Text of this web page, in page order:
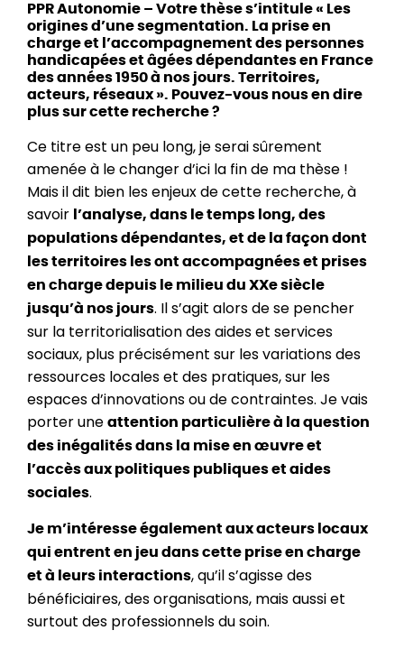
PPR Autonomie – Votre thèse s’intitule « Les
origines d’une segmentation. La prise en
charge et l’accompagnement des personnes
handicapées et âgées dépendantes en France
des années 1950 à nos jours. Territoires,
acteurs, réseaux ». Pouvez-vous nous en dire
plus sur cette recherche ?
Ce titre est un peu long, je serai sûrement
amenée à le changer d’ici la fin de ma thèse !
Mais il dit bien les enjeux de cette recherche, à
savoir l’analyse, dans le temps long, des
populations dépendantes, et de la façon dont
les territoires les ont accompagnées et prises
en charge depuis le milieu du XXe siècle
jusqu’à nos jours. Il s’agit alors de se pencher
sur la territorialisation des aides et services
sociaux, plus précisément sur les variations des
ressources locales et des pratiques, sur les
espaces d’innovations ou de contraintes. Je vais
porter une attention particulière à la question
des inégalités dans la mise en œuvre et
l’accès aux politiques publiques et aides
sociales.
Je m’intéresse également aux acteurs locaux
qui entrent en jeu dans cette prise en charge
et à leurs interactions, qu’il s’agisse des
bénéficiaires, des organisations, mais aussi et
surtout des professionnels du soin.